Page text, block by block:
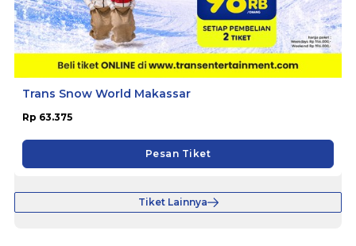
Trans Snow World Makassar
Rp 63.375
Pesan Tiket
Tiket Lainnya